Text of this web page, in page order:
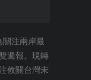
關注兩岸最
週報。現轉
攸關台灣未